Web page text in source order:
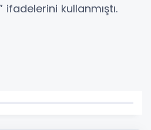
ifadelerini kullanmıştı.